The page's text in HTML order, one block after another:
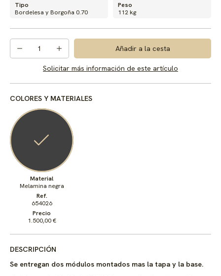
Tipo
Bordelesa y Borgoña 0.70
Peso
112 kg
1 Añadir a la cesta
Solicitar más información de este artículo
COLORES Y MATERIALES
Material
Melamina negra
Ref.
654026
Precio
1.500,00 €
DESCRIPCIÓN
Se entregan dos módulos montados mas la tapa y la base.